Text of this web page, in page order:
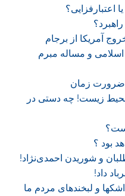
اعتبارفزایی؟
آمریکا از برجام
و مساله مبرم
ضرورت زمان
زیست! چه دستی در
بود ؟
و شوریدن احمدی‌نژاد!
داد!
و لبخندهای مردم ما